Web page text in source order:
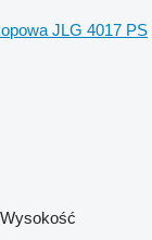
JLG 4017 PS
Wysokość